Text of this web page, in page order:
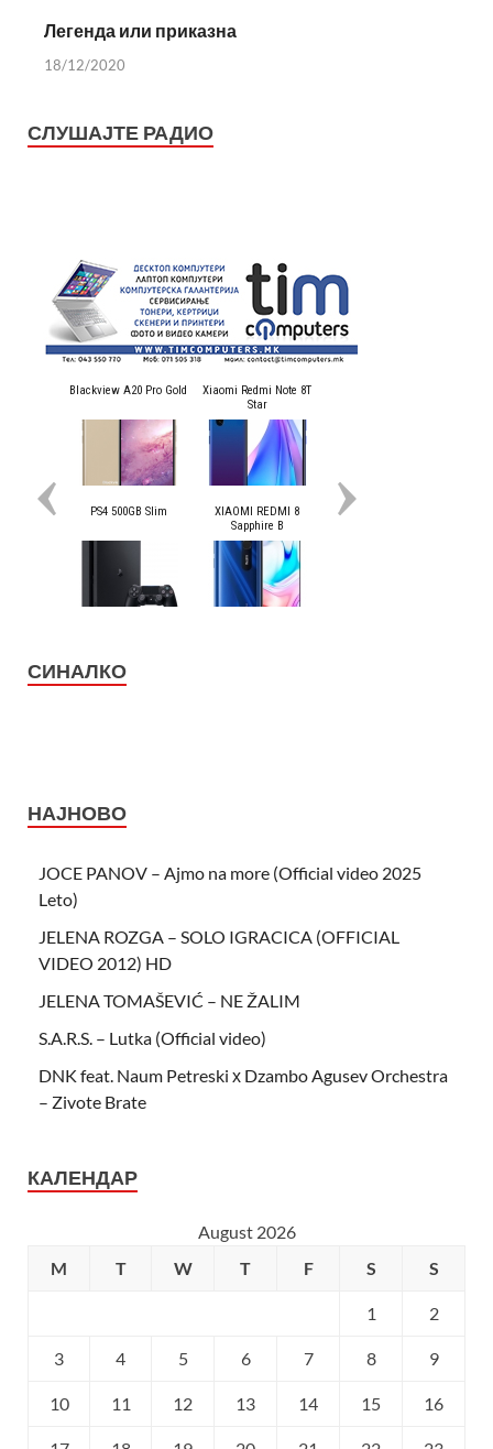
Легенда или приказна
18/12/2020
СЛУШАЈТЕ РАДИО
СИНАЛКО
НАЈНОВО
JOCE PANOV – Ajmo na more (Official video 2025
Leto)
JELENA ROZGA – SOLO IGRACICA (OFFICIAL
VIDEO 2012) HD
JELENA TOMAŠEVIĆ – NE ŽALIM
S.A.R.S. – Lutka (Official video)
DNK feat. Naum Petreski х Dzambo Agusev Orchestra
– Zivote Brate
КАЛЕНДАР
August 2026
M
T W T F S S
1 2
3 4 5 6 7 8 9
10 11 12 13 14 15 16